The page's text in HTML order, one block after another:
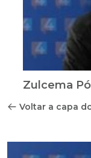
Zulcema
Voltar a capa